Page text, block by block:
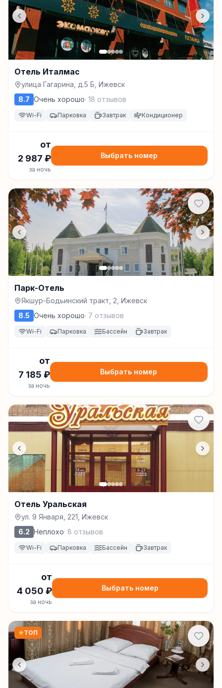
Отель Италмас
улица Гагарина, д.5 Б, Ижевск
8.7 Очень хорошо· 18 отзывов
Wi-Fi Парковка Завтрак Кондиционер
от
2 987 ₽
за ночь
Выбрать номер
Парк-Отель
Якшур-Бодьинский тракт, 2, Ижевск
8.5 Очень хорошо· 7 отзывов
Wi-Fi Парковка Бассейн Завтрак
от
7 185 ₽
за ночь
Выбрать номер
Отель Уральская
ул. 9 Января, 221, Ижевск
6.2 Неплохо· 8 отзывов
Wi-Fi Парковка Бассейн Завтрак
от
4 050 ₽
за ночь
Выбрать номер
★ТОП